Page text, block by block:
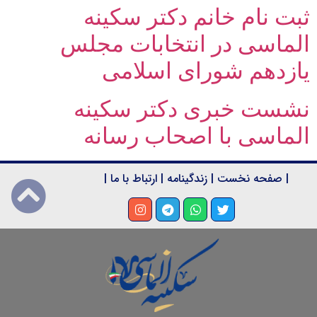
ثبت نام خانم دکتر سکینه
الماسی در انتخابات مجلس
یازدهم شورای اسلامی
نشست خبری دکتر سکینه
الماسی با اصحاب رسانه
| صفحه نخست | زندگینامه | ارتباط با ما |